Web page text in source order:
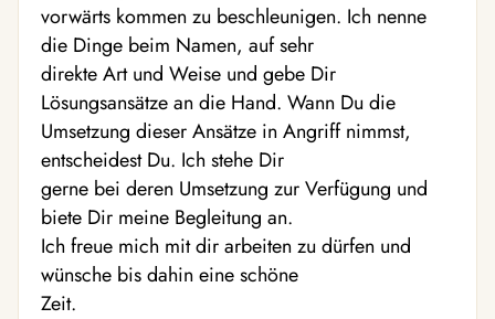
vorwärts kommen zu beschleunigen. Ich nenne
die Dinge beim Namen, auf sehr
direkte Art und Weise und gebe Dir
Lösungsansätze an die Hand. Wann Du die
Umsetzung dieser Ansätze in Angriff nimmst,
entscheidest Du. Ich stehe Dir
gerne bei deren Umsetzung zur Verfügung und
biete Dir meine Begleitung an.
Ich freue mich mit dir arbeiten zu dürfen und
wünsche bis dahin eine schöne
Zeit.